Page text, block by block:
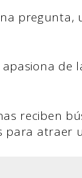
pregunta,
de
reciben
atraer